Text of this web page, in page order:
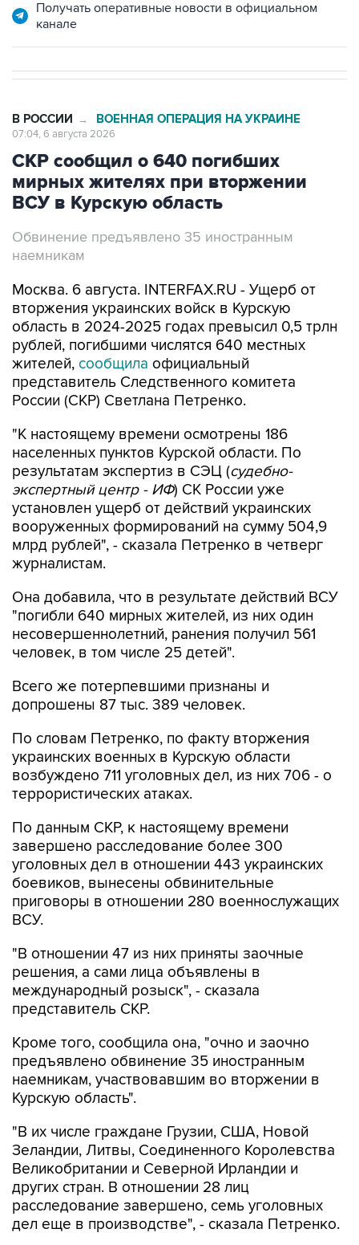
Получать оперативные новости в официальном
канале
В РОССИИ → ВОЕННАЯ ОПЕРАЦИЯ НА УКРАИНЕ
07:04, 6 августа 2026
СКР сообщил о 640 погибших
мирных жителях при вторжении
ВСУ в Курскую область
Обвинение предъявлено 35 иностранным
наемникам
Москва. 6 августа. INTERFAX.RU - Ущерб от
вторжения украинских войск в Курскую
область в 2024-2025 годах превысил 0,5 трлн
рублей, погибшими числятся 640 местных
жителей, сообщила официальный
представитель Следственного комитета
России (СКР) Светлана Петренко.
"К настоящему времени осмотрены 186
населенных пунктов Курской области. По
результатам экспертиз в СЭЦ (судебно-
экспертный центр - ИФ) СК России уже
установлен ущерб от действий украинских
вооруженных формирований на сумму 504,9
млрд рублей", - сказала Петренко в четверг
журналистам.
Она добавила, что в результате действий ВСУ
"погибли 640 мирных жителей, из них один
несовершеннолетний, ранения получил 561
человек, в том числе 25 детей".
Всего же потерпевшими признаны и
допрошены 87 тыс. 389 человек.
По словам Петренко, по факту вторжения
украинских военных в Курскую области
возбуждено 711 уголовных дел, из них 706 - о
террористических атаках.
По данным СКР, к настоящему времени
завершено расследование более 300
уголовных дел в отношении 443 украинских
боевиков, вынесены обвинительные
приговоры в отношении 280 военнослужащих
ВСУ.
"В отношении 47 из них приняты заочные
решения, а сами лица объявлены в
международный розыск", - сказала
представитель СКР.
Кроме того, сообщила она, "очно и заочно
предъявлено обвинение 35 иностранным
наемникам, участвовавшим во вторжении в
Курскую область".
"В их числе граждане Грузии, США, Новой
Зеландии, Литвы, Соединенного Королевства
Великобритании и Северной Ирландии и
других стран. В отношении 28 лиц
расследование завершено, семь уголовных
дел еще в производстве", - сказала Петренко.